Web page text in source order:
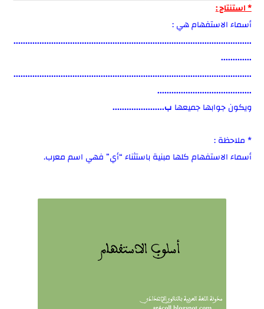
* استنتاج :
أسماء الاستفهام هي :
.....................................................................................................
.............
.....................................................................................................
........................................
ويكون جوابها جميعها ب......................
* ملاحظة :
أسماء الاستفهام كلها مبنية باستثناء “أي” فهي اسم معرب.